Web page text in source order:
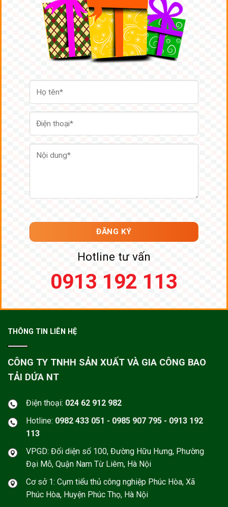
Hotline tư vấn
0913 192 113
THÔNG TIN LIÊN HỆ
CÔNG TY TNHH SẢN XUẤT VÀ GIA CÔNG BAO
TẢI DỨA NT
Điện thoại: 024 62 912 982
Hotline: 0982 433 051 - 0985 907 795 - 0913 192
113
VPGD: Đối diện số 100, Đường Hữu Hưng, Phường
Đại Mỗ, Quận Nam Từ Liêm, Hà Nội
Cơ sở 1: Cụm tiểu thủ công nghiệp Phúc Hòa, Xã
Phúc Hòa, Huyện Phúc Thọ, Hà Nội